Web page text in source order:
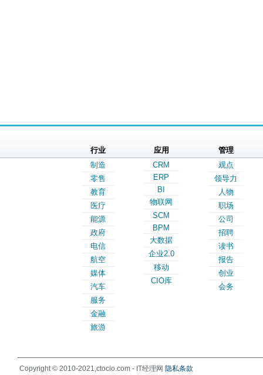
行业
制造
零售
教育
医疗
能源
政府
电信
航空
媒体
汽车
服务
金融
旅游
应用
CRM
ERP
BI
物联网
SCM
BPM
大数据
企业2.0
移动
CIO库
管理
观点
领导力
人物
职场
公司
招聘
读书
报告
创业
会务
Copyright © 2010-2021,ctocio.com - IT经理网 隐私条款